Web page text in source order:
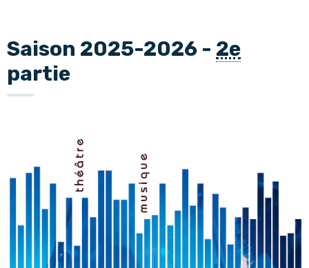
Saison 2025-2026 - 2e
partie